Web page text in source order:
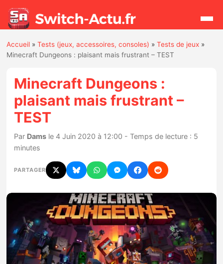
Rechercher
Actualités
Jeux
Hardware
Mises à jour
Chiffres de ventes
Rumeurs
Nintendo Direct
Accueil »Tests (jeux, accessoires, consoles) »Tests de jeux »
Minecraft Dungeons : plaisant mais frustrant – TEST
Minecraft Dungeons :
plaisant mais frustrant –
TEST
Par Dams le 4 Juin 2020 à 12:00 - Temps de lecture : 5
minutes
PARTAGER